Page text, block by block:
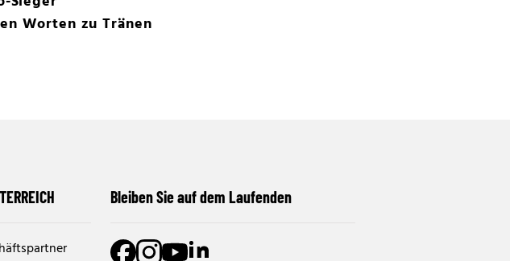
Worten zu Tränen
Bleiben Sie auf dem Laufenden